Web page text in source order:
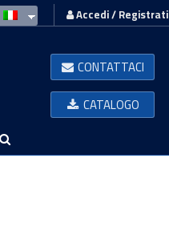
Accedi / Registrati
CONTATTACI
CATALOGO